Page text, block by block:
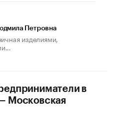
Петровна
изделиями,
в
Московская